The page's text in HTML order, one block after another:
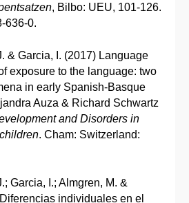
, Bilbo: UEU, 101-126.
636-0.
& Garcia, I. (2017) Language
exposure to the language: two
in early Spanish-Basque
Auza & Richard Schwartz
and Disorders in
. Cham: Switzerland:
Garcia, I.; Almgren, M. &
individuales en el